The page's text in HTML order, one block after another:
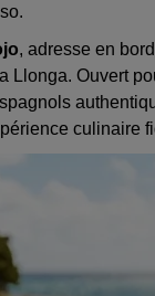
, adresse en
Llonga. Ouvert
culinaire